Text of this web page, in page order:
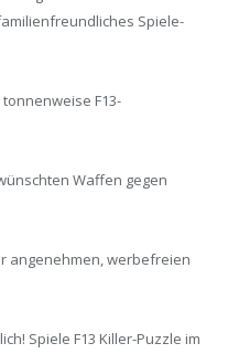
Spiele-
F13-
Waffen gegen
angenehmen, werbefreien
Spiele F13 Killer-Puzzle im